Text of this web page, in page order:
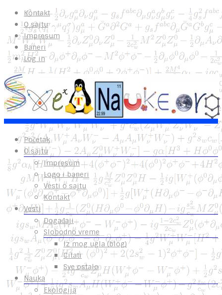
Kontakt
O sajtu
Impresum
Baneri
Log in
Početak
O sajtu
Impresum
Logo i baneri
Vesti o sajtu
Kontakt
Vesti
Događaji
Slobodno vreme
Iz mog ugla (blog)
Citati
Sve ostalo
Nauka
Ekologija